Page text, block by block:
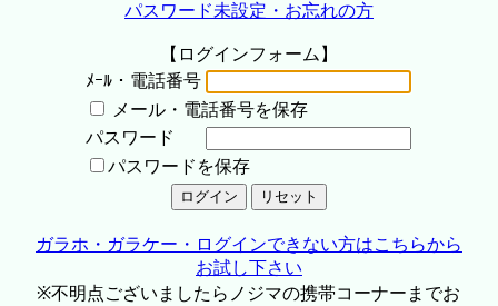
パスワード未設定・お忘れの方
【ログインフォーム】
ﾒｰﾙ・電話番号
メール・電話番号を保存
パスワード
パスワードを保存
ガラホ・ガラケー・ログインできない方はこちらから
お試し下さい
※不明点ございましたらノジマの携帯コーナーまでお